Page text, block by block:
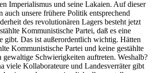
Imperialismus und seine Lakaien. Auf dieser
auch unsere frühere Politik entsprechend
des revolutionären Lagers besteht jetzt
Kommunistische Partei, daß es eine
gibt. Das ist außerordentlich wichtig. Hätten
Kommunistische Partei und keine gestählte
gewaltige Schwierigkeiten auftreten. Weshalb?
viele Kollaborateure und Landesverräter gibt